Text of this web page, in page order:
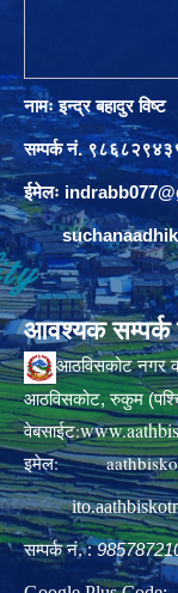
नामः इन्द्र बहादुर विष्ट
सम्पर्क नं.
ईमेलः
आवश्यक सम्पर्क
आठविसकोट नगर
आठविसकोट, रुकुम
वेबसाईट:
इमेल:
सम्पर्क नं. :